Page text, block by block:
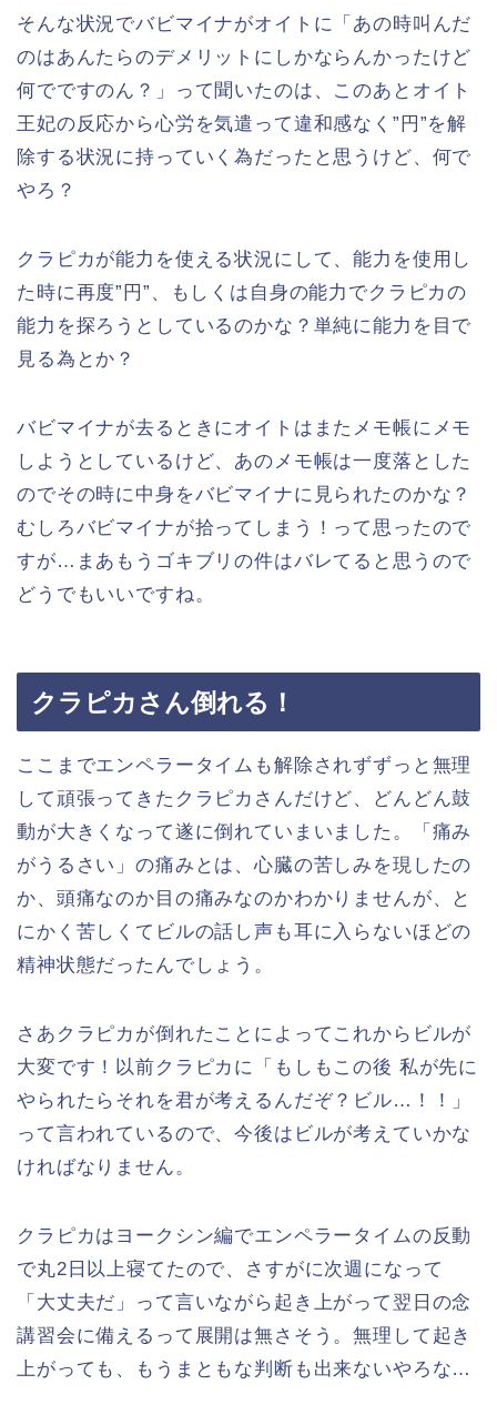
そんな状況でバビマイナがオイトに「あの時叫んだ
のはあんたらのデメリットにしかならんかったけど
何でですのん？」って聞いたのは、このあとオイト
王妃の反応から心労を気遣って違和感なく”円”を解
除する状況に持っていく為だったと思うけど、何で
やろ？
クラピカが能力を使える状況にして、能力を使用し
た時に再度”円”、もしくは自身の能力でクラピカの
能力を探ろうとしているのかな？単純に能力を目で
見る為とか？
バビマイナが去るときにオイトはまたメモ帳にメモ
しようとしているけど、あのメモ帳は一度落とした
のでその時に中身をバビマイナに見られたのかな？
むしろバビマイナが拾ってしまう！って思ったので
すが…まあもうゴキブリの件はバレてると思うので
どうでもいいですね。
クラピカさん倒れる！
ここまでエンペラータイムも解除されずずっと無理
して頑張ってきたクラピカさんだけど、どんどん鼓
動が大きくなって遂に倒れていまいました。「痛み
がうるさい」の痛みとは、心臓の苦しみを現したの
か、頭痛なのか目の痛みなのかわかりませんが、と
にかく苦しくてビルの話し声も耳に入らないほどの
精神状態だったんでしょう。
さあクラピカが倒れたことによってこれからビルが
大変です！以前クラピカに「もしもこの後 私が先に
やられたらそれを君が考えるんだぞ？ビル…！！」
って言われているので、今後はビルが考えていかな
ければなりません。
クラピカはヨークシン編でエンペラータイムの反動
で丸2日以上寝てたので、さすがに次週になって
「大丈夫だ」って言いながら起き上がって翌日の念
講習会に備えるって展開は無さそう。無理して起き
上がっても、もうまともな判断も出来ないやろな…